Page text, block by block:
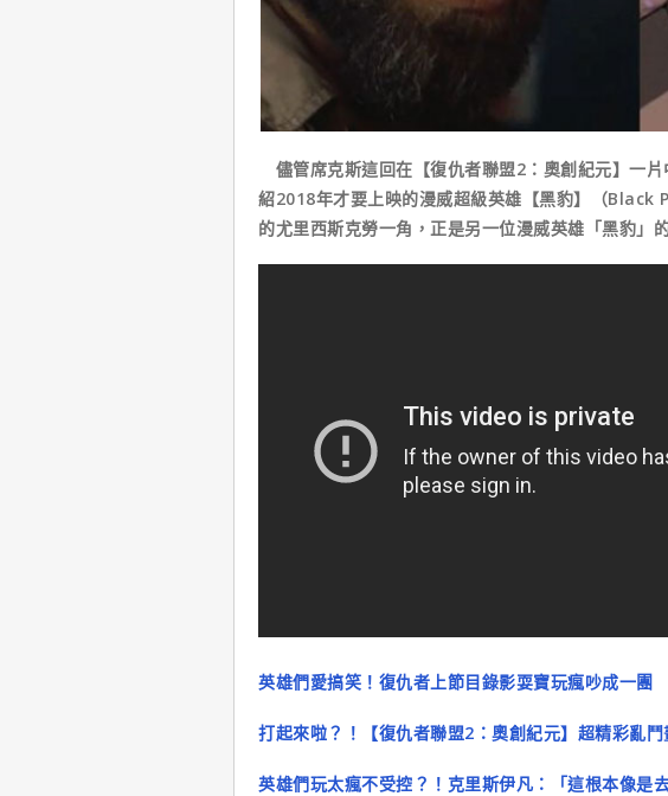
儘管席克斯這回在【復仇者聯盟2：奧創紀元】一
紹2018年才要上映的漫威超級英雄【黑豹】（
的尤里西斯克勞一角，正是另一位漫威英雄「黑豹」
英雄們愛搞笑！復仇者上節目錄影耍寶玩瘋吵成一團
打起來啦？！【復仇者聯盟2：奧創紀元】超精彩亂鬥
英雄們玩太瘋不受控？！克里斯伊凡：「這根本像是去